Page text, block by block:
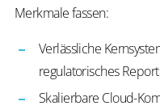
Merkmale fassen:
Verlässliche
regulatorisches
Skalierbare Cloud-